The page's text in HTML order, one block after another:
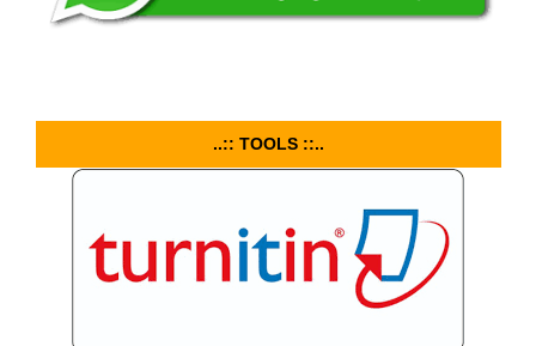
..:: TOOLS ::..